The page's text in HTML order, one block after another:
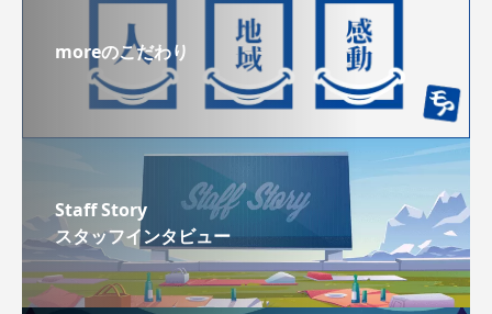
moreのこだわり
Staff Story
スタッフインタビュー